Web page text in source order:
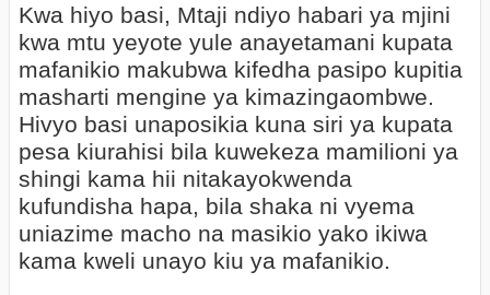
Kwa hiyo basi, Mtaji ndiyo habari ya mjini
kwa mtu yeyote yule anayetamani kupata
mafanikio makubwa kifedha pasipo kupitia
masharti mengine ya kimazingaombwe.
Hivyo basi unaposikia kuna siri ya kupata
pesa kiurahisi bila kuwekeza mamilioni ya
shingi kama hii nitakayokwenda
kufundisha hapa, bila shaka ni vyema
uniazime macho na masikio yako ikiwa
kama kweli unayo kiu ya mafanikio.